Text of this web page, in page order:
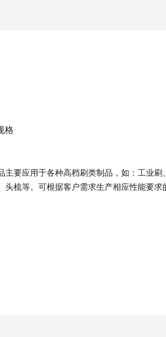
格
主要应用于各种高档刷类制品，如：工业刷
头梳等。可根据客户需求生产相应性能要求